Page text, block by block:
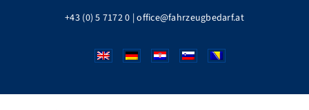
+43 (0) 5 7172 0 |office@fahrzeugbedarf.at